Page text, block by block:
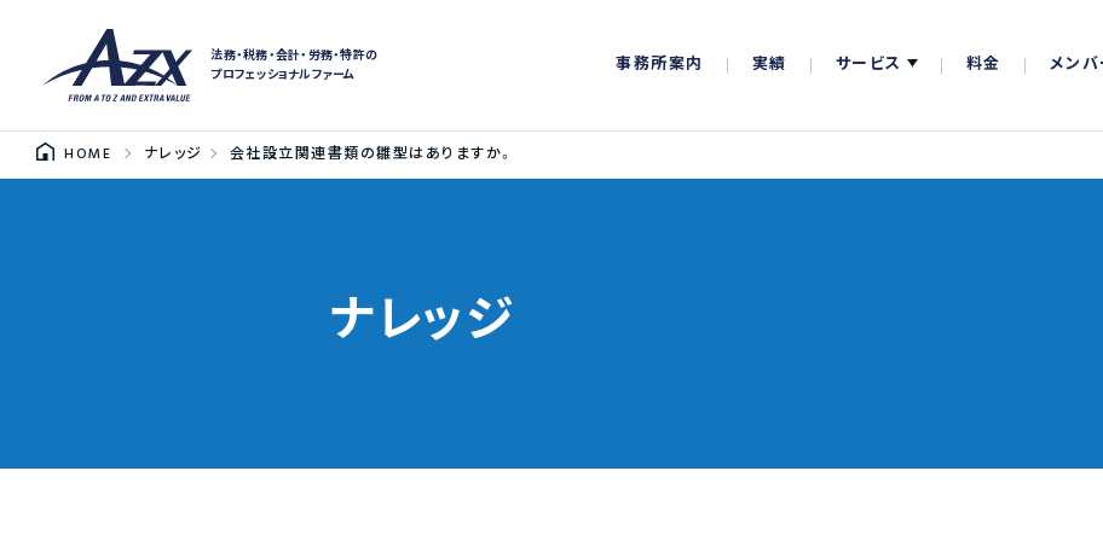
法務・税務・会計・労務・特許の
プロフェッショナルファーム
事務所案内 実績 サービス 料金 メンバ
HOME ナレッジ 会社設立関連書類の雛型はありますか。
ナレッジ